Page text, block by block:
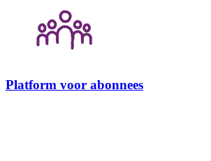
Platform voor abonnees